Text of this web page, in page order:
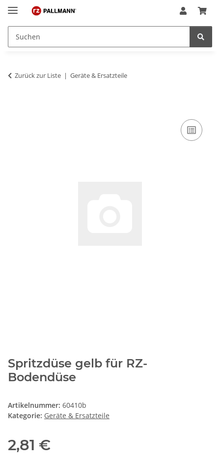
Zurück zur Liste Geräte & Ersatzteile
Spritzdüse gelb für RZ-
Bodendüse
Artikelnummer: 60410b
Kategorie: Geräte & Ersatzteile
2,81 €